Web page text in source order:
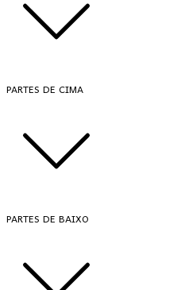
PARTES DE CIMA
PARTES DE BAIXO